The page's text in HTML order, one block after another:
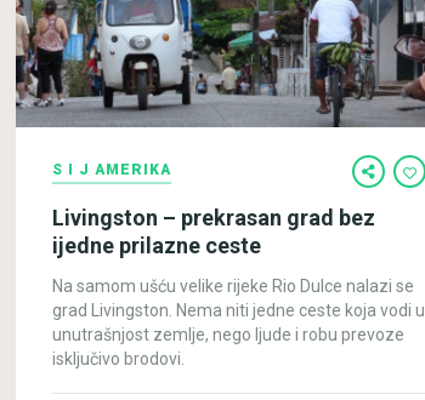
S I J AMERIKA
Livingston – prekrasan grad bez
ijedne prilazne ceste
Na samom ušću velike rijeke Rio Dulce nalazi se
grad Livingston. Nema niti jedne ceste koja vodi u
unutrašnjost zemlje, nego ljude i robu prevoze
isključivo brodovi.